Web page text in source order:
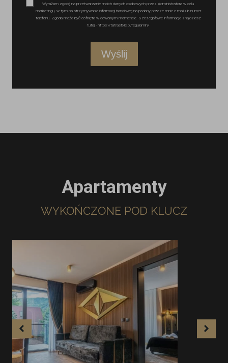
Wyrażam zgodę na przetwarzanie moich danych osobowych przez Administratora w celu
marketingu, w tym na otrzymywanie informacji handlowej na podany przeze mnie e-mail lub numer
telefonu. Zgoda może być cofnięta w dowolnym momencie. Szczegółowe informacje znajdziesz
tutaj - https://tatrastyle.pl/regulamin/
Wyślij
Apartamenty
WYKOŃCZONE POD KLUCZ